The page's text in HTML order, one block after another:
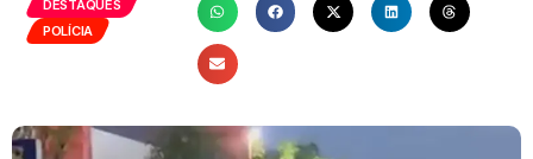
DESTAQUES
POLÍCIA